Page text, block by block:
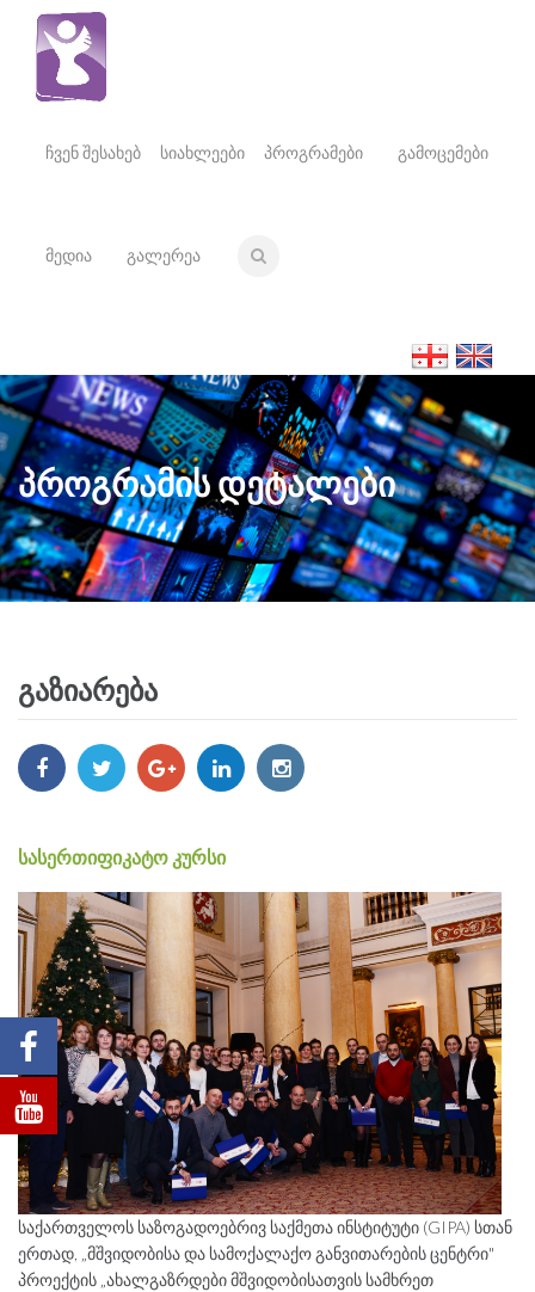
ჩვენ შესახებ სიახლეები პროგრამები გამოცემები
მედია გალერეა
პროგრამის დეტალები
გაზიარება
სასერთიფიკატო კურსი
საქართველოს საზოგადოებრივ საქმეთა ინსტიტუტი (GIPA) სთან
ერთად, „მშვიდობისა და სამოქალაქო განვითარების ცენტრი"
პროექტის „ახალგაზრდები მშვიდობისათვის სამხრეთ